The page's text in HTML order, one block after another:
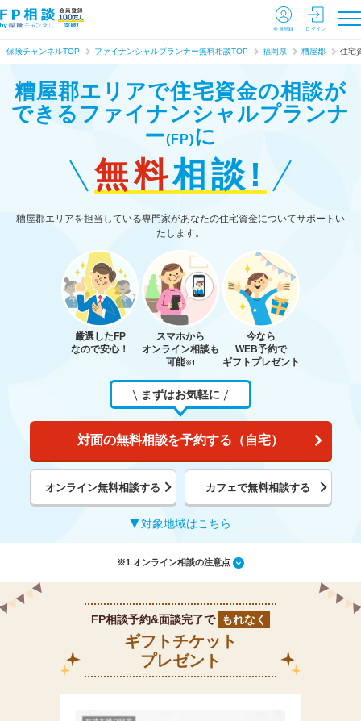
会員登録 ログイン
保険チャンネルTOP ファイナンシャルプランナー無料相談TOP 福岡県 糟屋郡 住宅
糟屋郡エリアで住宅資金の相談が
できる ファイナンシャルプランナ
ー(FP)に
無料相談!
糟屋郡エリアを担当している専門家があなたの住宅資金についてサポートい
たします。
厳選したFP
なので安心！
スマホから
オンライン相談も
可能※1
今なら
WEB予約で
ギフトプレゼント
まずはお気軽に
対面の無料相談を予約する（自宅）
オンライン無料相談する カフェで無料相談する
対象地域はこちら
※1 オンライン相談の注意点
FP相談予約&面談完了で もれなく
ギフトチケット
プレゼント